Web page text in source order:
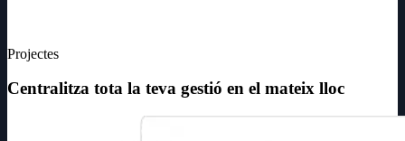
Projectes
Centralitza tota la teva gestió en el mateix lloc